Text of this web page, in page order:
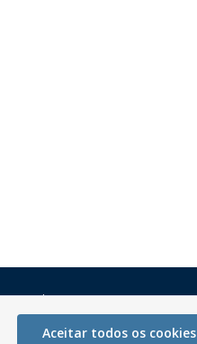
Mapa do Site
Perguntas frequentes
Aceitar todos os cookies